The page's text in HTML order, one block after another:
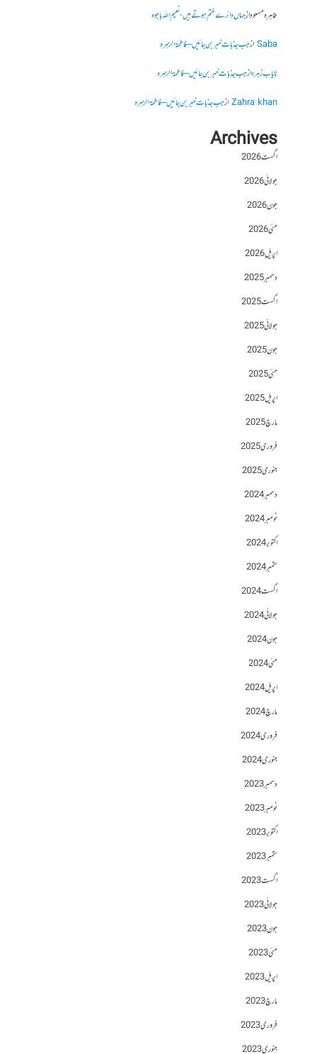
طاہرہ مسعودازجہاں دائرے ختم ہوتے ہیں- نعیم اللہ باجوہ
Sabaازجب جذبات خبر بن جائیں – فاطمۃالزہرہ
نایاب زہرہازجب جذبات خبر بن جائیں – فاطمۃالزہرہ
Zahra khanازجب جذبات خبر بن جائیں – فاطمۃالزہرہ
Archives
اگست 2026
جولائی 2026
جون 2026
مئی 2026
اپریل 2026
دسمبر 2025
اگست 2025
جولائی 2025
جون 2025
مئی 2025
اپریل 2025
مارچ 2025
فروری 2025
جنوری 2025
دسمبر 2024
نومبر 2024
اکتوبر 2024
ستمبر 2024
اگست 2024
جولائی 2024
جون 2024
مئی 2024
اپریل 2024
مارچ 2024
فروری 2024
جنوری 2024
دسمبر 2023
نومبر 2023
اکتوبر 2023
ستمبر 2023
اگست 2023
جولائی 2023
جون 2023
مئی 2023
اپریل 2023
مارچ 2023
فروری 2023
جنوری 2023